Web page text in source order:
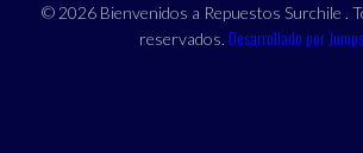
© 2026 Bienvenidos a Repuestos Surchile .
reservados. Desarrollado por